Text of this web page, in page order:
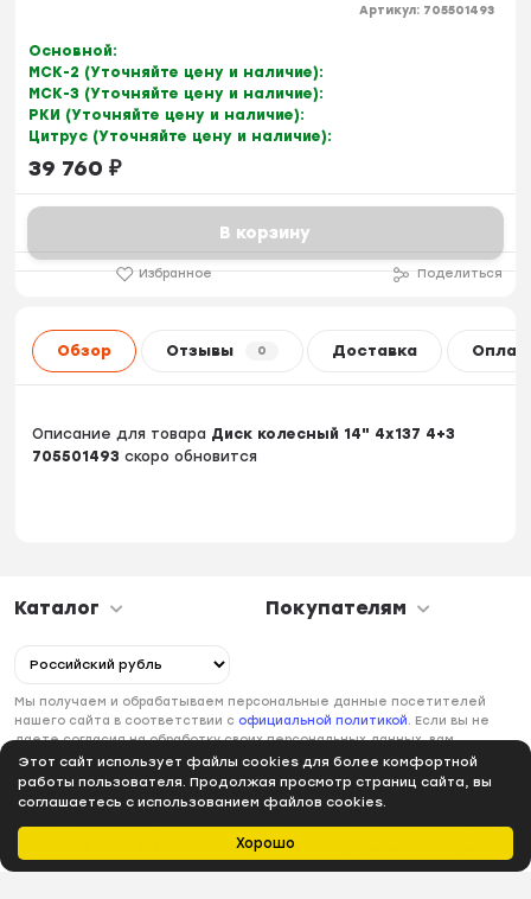
Хорошо
Этот сайт использует файлы cookies для более комфортной
работы пользователя. Продолжая просмотр страниц сайта, вы
соглашаетесь с использованием файлов cookies.
Избранное
Артикул: 705501493
Основной:
МСК-2 (Уточняйте цену и наличие):
МСК-3 (Уточняйте цену и наличие):
РКИ (Уточняйте цену и наличие):
Цитрус (Уточняйте цену и наличие):
39 760 ₽
В корзину
Избранное Поделиться
Обзор Отзывы 0 Доставка
Описание для товара Диск колесный 14" 4х137 4+3
705501493 скоро обновится
Каталог Покупателям
Мы получаем и обрабатываем персональные данные посетителей
нашего сайта в соответствии с официальной политикой
. Если вы не
даете согласия на обработку своих персональных данных, вам
необходимо покинуть наш сайт.